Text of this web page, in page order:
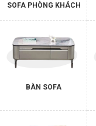
SOFA PHÒNG KHÁCH
BÀN SOFA